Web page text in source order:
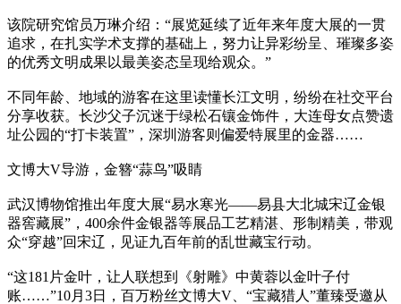
该院研究馆员万琳介绍：“展览延续了近年来年度大展的一贯
追求，在扎实学术支撑的基础上，努力让异彩纷呈、璀璨多姿
的优秀文明成果以最美姿态呈现给观众。”
不同年龄、地域的游客在这里读懂长江文明，纷纷在社交平台
分享收获。长沙父子沉迷于绿松石镶金饰件，大连母女点赞遗
址公园的“打卡装置”，深圳游客则偏爱特展里的金器……
文博大V导游，金簪“蒜鸟”吸睛
武汉博物馆推出年度大展“易水寒光——易县大北城宋辽金银
器窖藏展”，400余件金银器等展品工艺精湛、形制精美，带观
众“穿越”回宋辽，见证九百年前的乱世藏宝行动。
“这181片金叶，让人联想到《射雕》中黄蓉以金叶子付
账……”10月3日，百万粉丝文博大V、“宝藏猎人”董臻受邀从